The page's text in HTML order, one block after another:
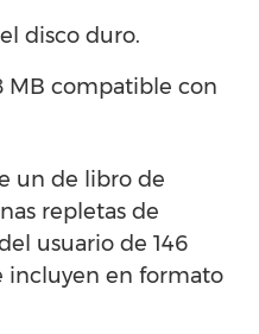
disco duro.
MB compatible con
un de libro de
repletas de
usuario de 146
incluyen en formato